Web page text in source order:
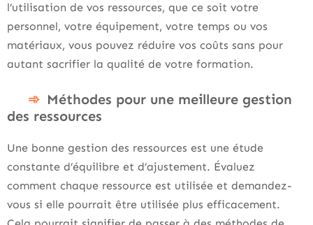
l’utilisation de vos ressources, que ce soit votre
personnel, votre équipement, votre temps ou vos
matériaux, vous pouvez réduire vos coûts sans pour
autant sacrifier la qualité de votre formation.
Méthodes pour une meilleure gestion
des ressources
Une bonne gestion des ressources est une étude
constante d’équilibre et d’ajustement. Évaluez
comment chaque ressource est utilisée et demandez-
vous si elle pourrait être utilisée plus efficacement.